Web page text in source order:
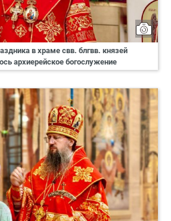
в храме свв. блгвв. князей
архиерейское богослужение